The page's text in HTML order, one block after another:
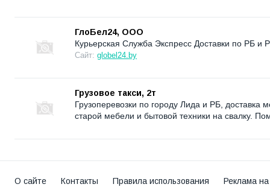
ГлоБел24, ООО
Курьерская Служба Экспресс Доставки по РБ и
Сайт: globel24.by
Грузовое такси, 2т
Грузоперевозки по городу Лида и РБ, доставка
старой мебели и бытовой техники на свалку.
О сайте Контакты Правила использования Реклама